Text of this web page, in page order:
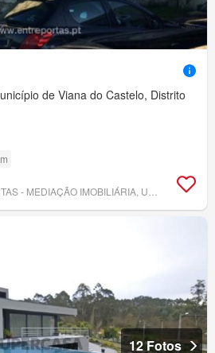
de Viana do Castelo, Distrito
12 Fotos